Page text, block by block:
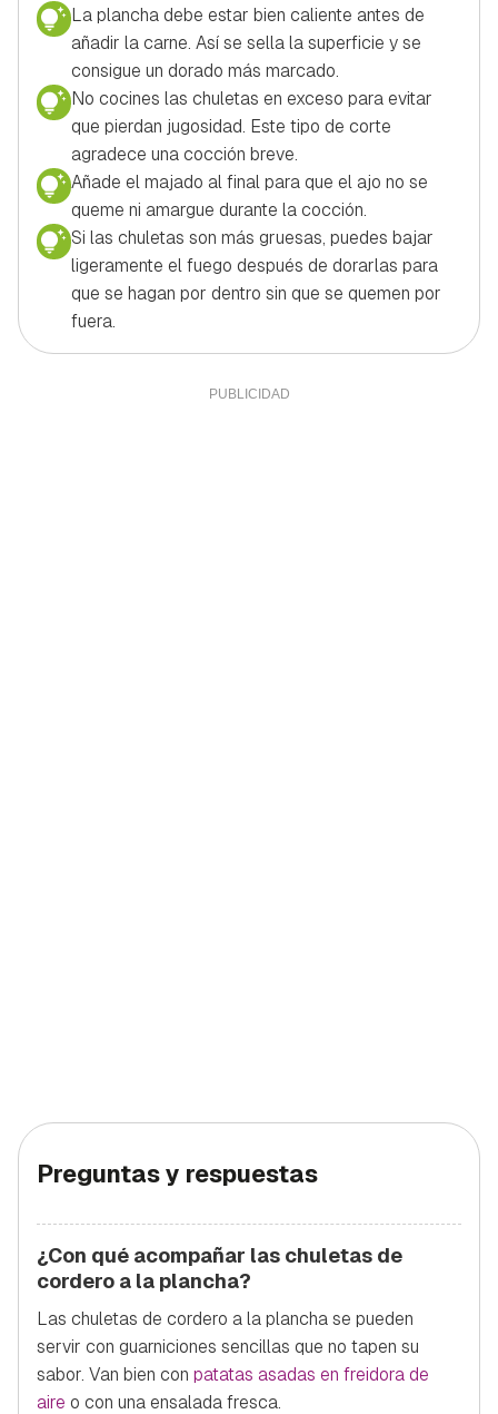
La plancha debe estar bien caliente antes de
añadir la carne. Así se sella la superficie y se
consigue un dorado más marcado.
No cocines las chuletas en exceso para evitar
que pierdan jugosidad. Este tipo de corte
agradece una cocción breve.
Añade el majado al final para que el ajo no se
queme ni amargue durante la cocción.
Si las chuletas son más gruesas, puedes bajar
ligeramente el fuego después de dorarlas para
que se hagan por dentro sin que se quemen por
fuera.
Preguntas y respuestas
¿Con qué acompañar las chuletas de
cordero a la plancha?
Las chuletas de cordero a la plancha se pueden
servir con guarniciones sencillas que no tapen su
sabor. Van bien con patatas asadas en freidora de
aire o con una ensalada fresca.